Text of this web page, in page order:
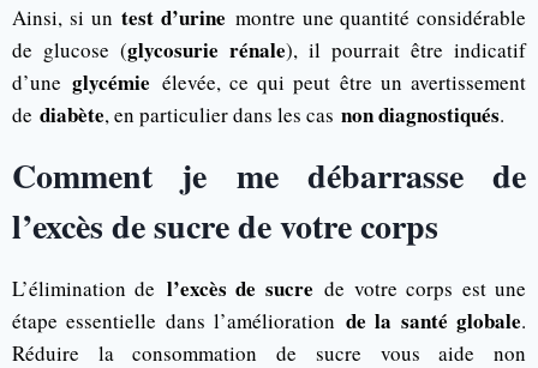
Ainsi, si untest d’urine montre une quantité considérable
de glucose (glycosurie rénale), il pourrait être indicatif
d’uneglycémie élevée, ce qui peut être un avertissement
de diabète, en particulier dans les cas non diagnostiqués.
Comment je me débarrasse de
l’excès de sucre de votre corps
L’élimination de l’excès de sucrede votre corps est une
étape essentielle dans l’amélioration de la santé globale.
Réduire la consommation de sucre vous aide non